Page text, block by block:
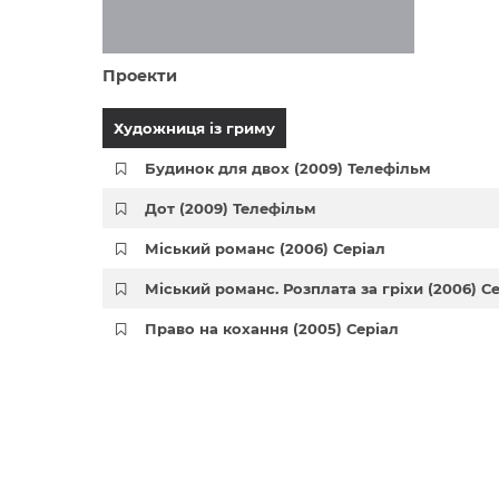
Проекти
Художниця із гриму
Будинок для двох (2009) Телефільм
Дот (2009) Телефільм
Міський романс (2006) Серіал
Міський романс. Розплата за гріхи (2006)
Право на кохання (2005) Серіал